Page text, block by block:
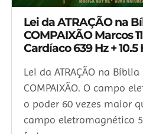
Lei da ATRAÇÃO na
COMPAIXÃO Marcos
Cardíaco 639 Hz + 10.5
Lei da ATRAÇÃO na
COMPAIXÃO. O campo
o poder 60 vezes maior
campo eletromagnético